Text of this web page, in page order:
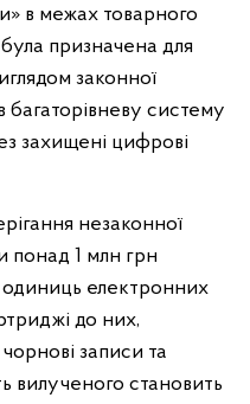
в межах товарного
призначена для
законної
багаторівневу систему
захищені цифрові
незаконної
понад 1 млн грн
одиниць електронних
до них,
записи та
вилученого становить